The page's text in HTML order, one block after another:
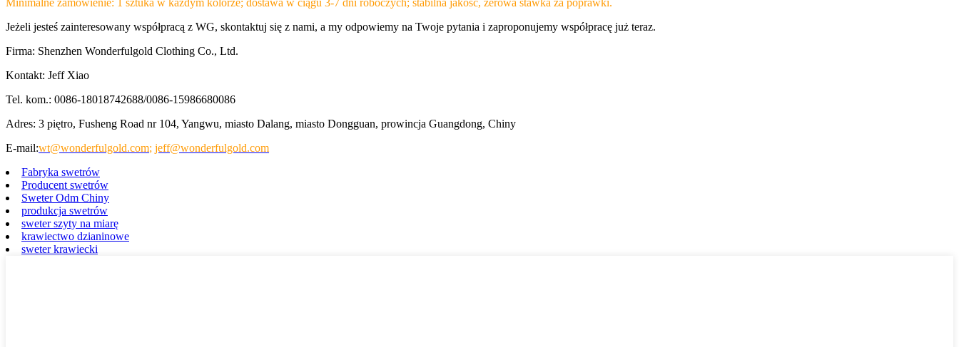
Minimalne zamówienie: 1 sztuka w każdym kolorze; dostawa w ciągu 3-7 dni roboczych; stabilna jakość, zerowa stawka za poprawki.
Jeżeli jesteś zainteresowany współpracą z WG, skontaktuj się z nami, a my odpowiemy na Twoje pytania i zaproponujemy współpracę już teraz.
Firma: Shenzhen Wonderfulgold Clothing Co., Ltd.
Kontakt: Jeff Xiao
Tel. kom.: 0086-18018742688/0086-15986680086
Adres: 3 piętro, Fusheng Road nr 104, Yangwu, miasto Dalang, miasto Dongguan, prowincja Guangdong, Chiny
E-mail:wt@wonderfulgold.com; jeff@wonderfulgold.com
Fabryka swetrów
Producent swetrów
Sweter Odm Chiny
produkcja swetrów
sweter szyty na miarę
krawiectwo dzianinowe
sweter krawiecki